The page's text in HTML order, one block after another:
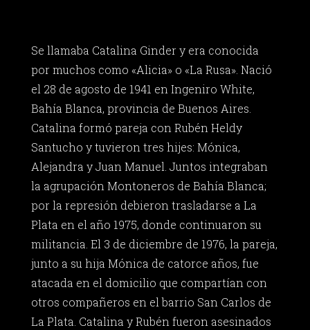
Se llamaba Catalina Ginder y era conocida
por muchos como «Alicia» o «La Rusa». Nació
el 28 de agosto de 1941 en Ingeniro White,
Bahía Blanca, provincia de Buenos Aires.
Catalina formó pareja con Rubén Heldy
Santucho y tuvieron tres hijes: Mónica,
Alejandra y Juan Manuel. Juntos integraban
la agrupación Montoneros de Bahía Blanca;
por la represión debieron trasladarse a La
Plata en el año 1975, donde continuaron su
militancia. El 3 de diciembre de 1976, la pareja,
junto a su hija Mónica de catorce años, fue
atacada en el domicilio que compartían con
otros compañeros en el barrio San Carlos de
La Plata. Catalina y Rubén fueron asesinados